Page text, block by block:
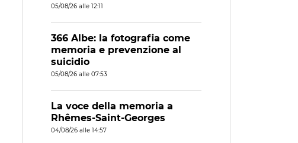
05/08/26 alle 12:11
366 Albe: la fotografia come
memoria e prevenzione al
suicidio
05/08/26 alle 07:53
La voce della memoria a
Rhêmes-Saint-Georges
04/08/26 alle 14:57